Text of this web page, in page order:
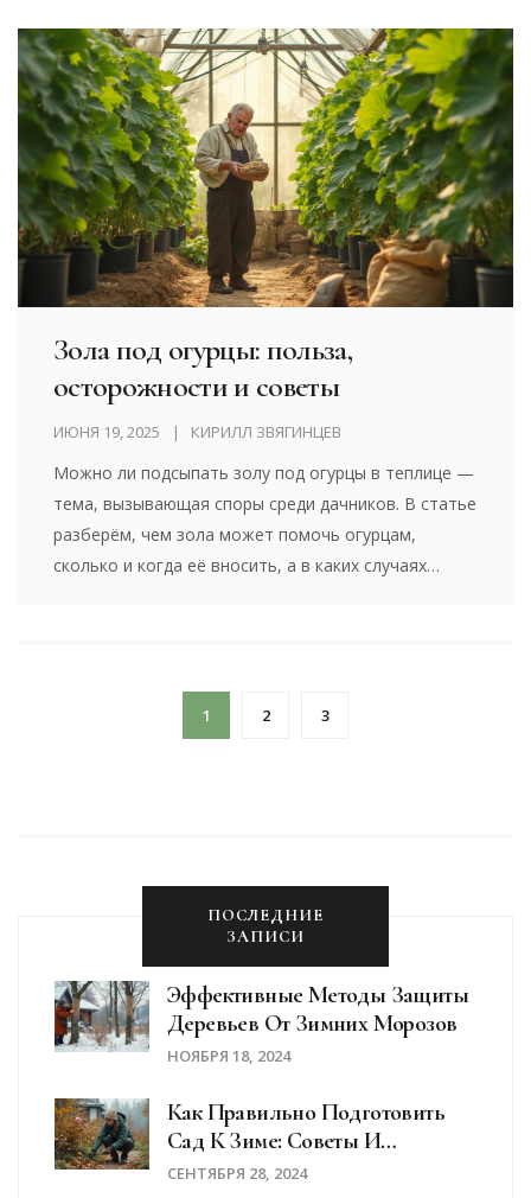
Зола под огурцы: польза,
осторожности и советы
ИЮНЯ 19, 2025 КИРИЛЛ ЗВЯГИНЦЕВ
Можно ли подсыпать золу под огурцы в теплице —
тема, вызывающая споры среди дачников. В статье
разберём, чем зола может помочь огурцам,
сколько и когда её вносить, а в каких случаях
богатым, а растения здоровыми. Ну и пару
секретов для настоящих любителей огурцов.
1 2 3
ПОСЛЕДНИЕ
ЗАПИСИ
Эффективные Методы Защиты
Деревьев От Зимних Морозов
НОЯБРЯ 18, 2024
Как Правильно Подготовить
Сад К Зиме: Советы И
Рекомендации
СЕНТЯБРЯ 28, 2024